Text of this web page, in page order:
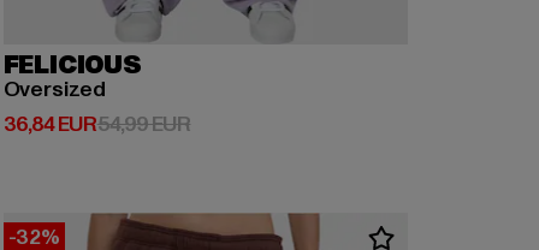
FELICIOUS
Oversized
36,84 EUR
Derzeitiger Preis: 36,84 EUR
54,99 EURAktionspreis: 54,99 EUR
-32%